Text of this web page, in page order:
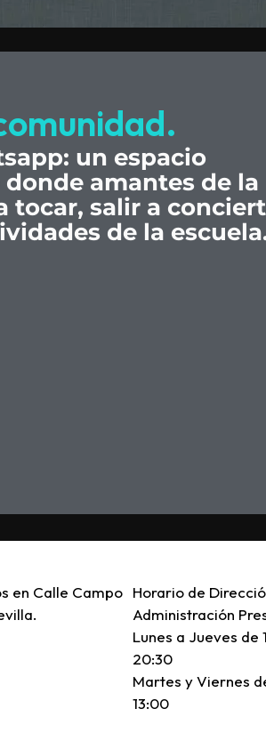
un espacio
donde amantes de la
tocar, salir a
de la
en Calle Campo Horario de
Administración
Lunes a Jueves de
20:30
Martes y Viernes
13:00